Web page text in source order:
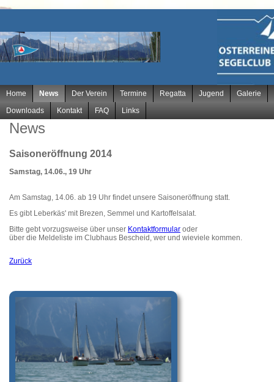
Navigation
überspringen
Home News Der Verein Termine Regatta Jugend
Galerie
Downloads
Kontakt FAQ Links
News
Saisoneröffnung 2014
Samstag, 14.06., 19 Uhr
Am Samstag, 14.06. ab 19 Uhr findet unsere Saisoneröffnung statt.
Es gibt Leberkäs' mit Brezen, Semmel und Kartoffelsalat.
Bitte gebt vorzugsweise über unser Kontaktformular oder
über die Meldeliste im Clubhaus Bescheid, wer und wieviele kommen.
Zurück